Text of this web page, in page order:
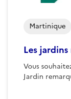
Les
Vous
Jardin
Martinique